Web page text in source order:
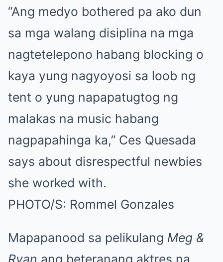
“Ang medyo bothered pa ako dun
sa mga walang disiplina na mga
nagtetelepono habang blocking o
kaya yung nagyoyosi sa loob ng
tent o yung napapatugtog ng
malakas na music habang
nagpapahinga ka,” Ces Quesada
says about disrespectful newbies
she worked with.
PHOTO/S: Rommel Gonzales
Mapapanood sa pelikulang Meg &
Ryan ang beteranang aktres na